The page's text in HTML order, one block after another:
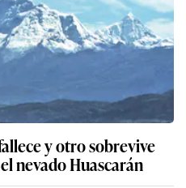
y otro sobrevive
nevado Huascarán